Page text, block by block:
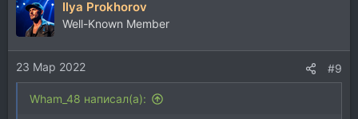
к
ц
и
и
:
Ilya Prokhorov
Well-Known Member
23 Мар 2022 #9
Wham_48 написал(а):